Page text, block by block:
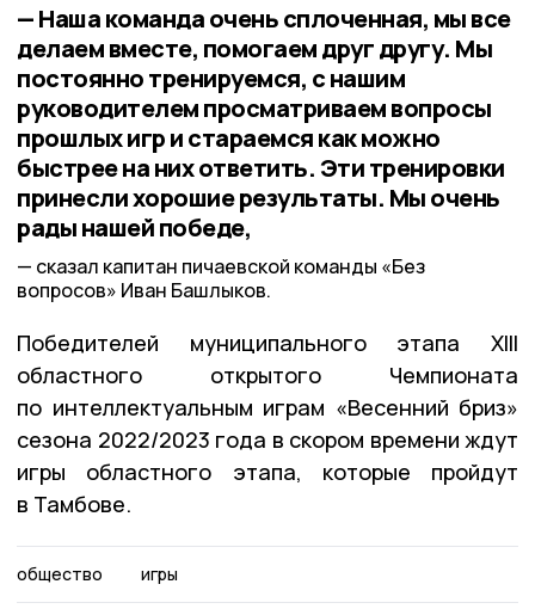
— Наша команда очень сплоченная, мы все
делаем вместе, помогаем друг другу. Мы
постоянно тренируемся, с нашим
руководителем просматриваем вопросы
прошлых игр и стараемся как можно
быстрее на них ответить. Эти тренировки
принесли хорошие результаты. Мы очень
рады нашей победе,
сказал капитан пичаевской команды «Без
вопросов» Иван Башлыков.
Победителей муниципального этапа XIII
областного открытого Чемпионата
по интеллектуальным играм «Весенний бриз»
сезона 2022/2023 года в скором времени ждут
игры областного этапа, которые пройдут
в Тамбове.
общество игры